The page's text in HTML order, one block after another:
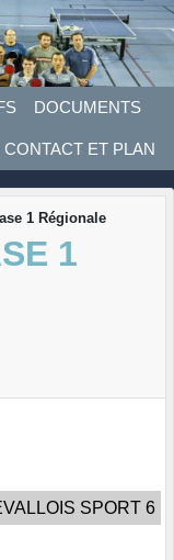
DOCUMENTS
CONTACT ET PLAN
1 Régionale
1
SPORT 6